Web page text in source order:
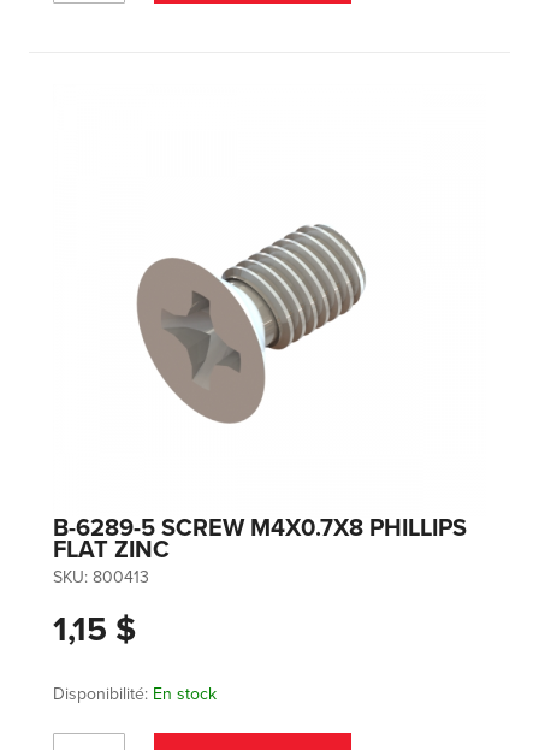
B-6289-5 SCREW M4X0.7X8 PHILLIPS
FLAT ZINC
SKU: 800413
1,15 $
Disponibilité: En stock